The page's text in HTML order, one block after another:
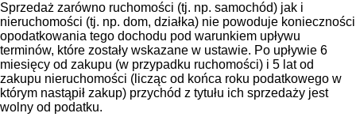
Sprzedaż zarówno ruchomości (tj. np. samochód) jak i
nieruchomości (tj. np. dom, działka) nie powoduje konieczności
opodatkowania tego dochodu pod warunkiem upływu
terminów, które zostały wskazane w ustawie. Po upływie 6
miesięcy od zakupu (w przypadku ruchomości) i 5 lat od
zakupu nieruchomości (licząc od końca roku podatkowego w
którym nastąpił zakup) przychód z tytułu ich sprzedaży jest
wolny od podatku.